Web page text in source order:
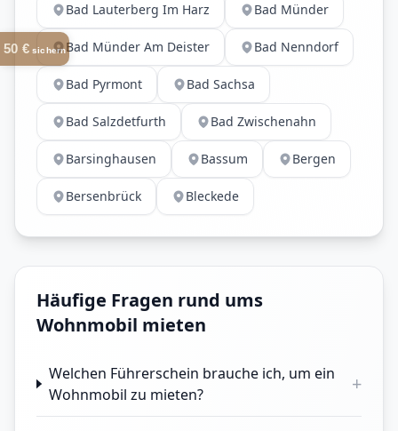
Bad Lauterberg Im Harz Bad Münder
Bad Münder Am Deister Bad Nenndorf
Bad Pyrmont Bad Sachsa
Bad Salzdetfurth Bad Zwischenahn
Barsinghausen Bassum Bergen
Bersenbrück Bleckede
Häufige Fragen rund ums
Wohnmobil mieten
Welchen Führerschein brauche ich, um ein
Wohnmobil zu mieten?
+
50 €sichern